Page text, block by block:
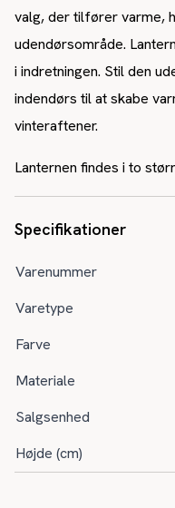
valg, der tilfører varme,
udendørsområde.
i indretningen. Stil den
indendørs til at skabe
vinteraftener.
Lanternen findes i to
Specifikationer
Varenummer
Varetype
Farve
Materiale
Salgsenhed
Højde (cm)